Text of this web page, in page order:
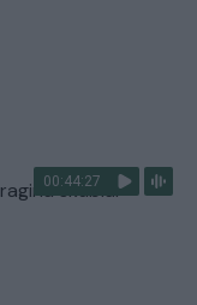
00:44:27
skubiai